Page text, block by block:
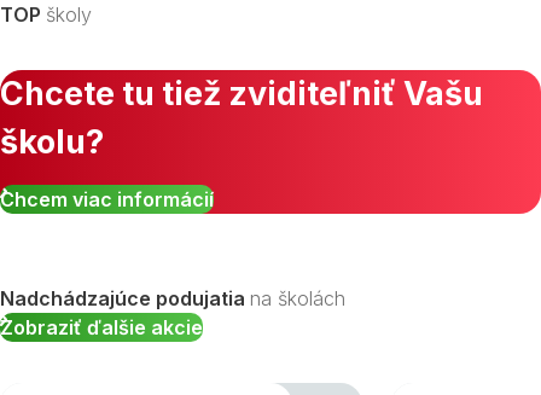
Zobraziť všetky študijné odbory »
TOP školy
Chcete tu tiež zviditeľniť Vašu
školu?
Chcem viac informácií
Nadchádzajúce podujatia na školách
Zobraziť ďalšie akcie